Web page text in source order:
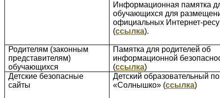
Информационная памятка
обучающихся для
официальных Интернет-
(ссылка).
Родителям (законным
представителям)
обучающихся
Памятка для родителей об
информационной
(ссылка)
Детские безопасные
сайты
Детский образовательный
«Солнышко» (ссылка)